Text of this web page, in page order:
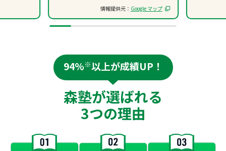
情報提供元： Google マップ
94%※以上が成績UP！
森塾が選ばれる
3つの理由